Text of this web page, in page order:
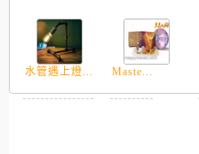
水管遇上燈... Maste...